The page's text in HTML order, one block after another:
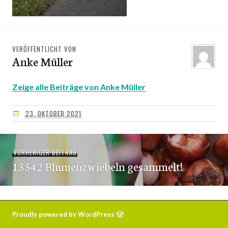
VERÖFFENTLICHT VON
Anke Müller
Zeige alle Beiträge von Anke Müller
23. OKTOBER 2021
Beitragsnavigation
VORHERIGER BEITRAG
Vorheriger
Beitrag:
13542 Blumenzwiebeln gesammelt!
Proudly powered by WordPress